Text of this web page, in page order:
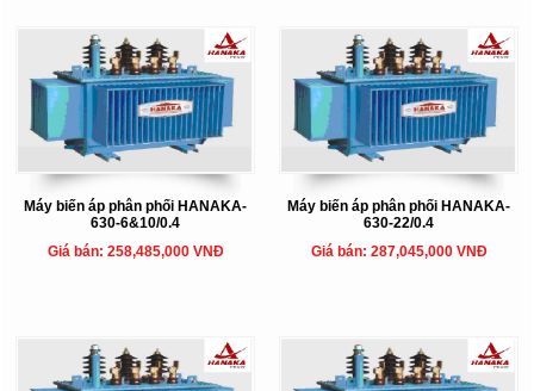
Máy biến áp phân phối HANAKA-
630-6&10/0.4
Giá bán: 258,485,000 VNĐ
Máy biến áp phân phối HANAKA-
630-22/0.4
Giá bán: 287,045,000 VNĐ